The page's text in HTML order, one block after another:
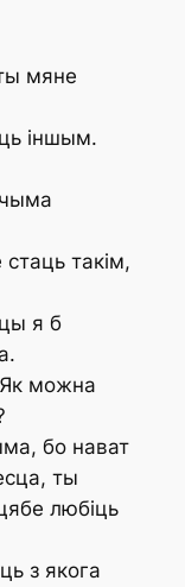
мяне
іншым.
такім,
я б
можна
бо нават
ты
любіць
з якога